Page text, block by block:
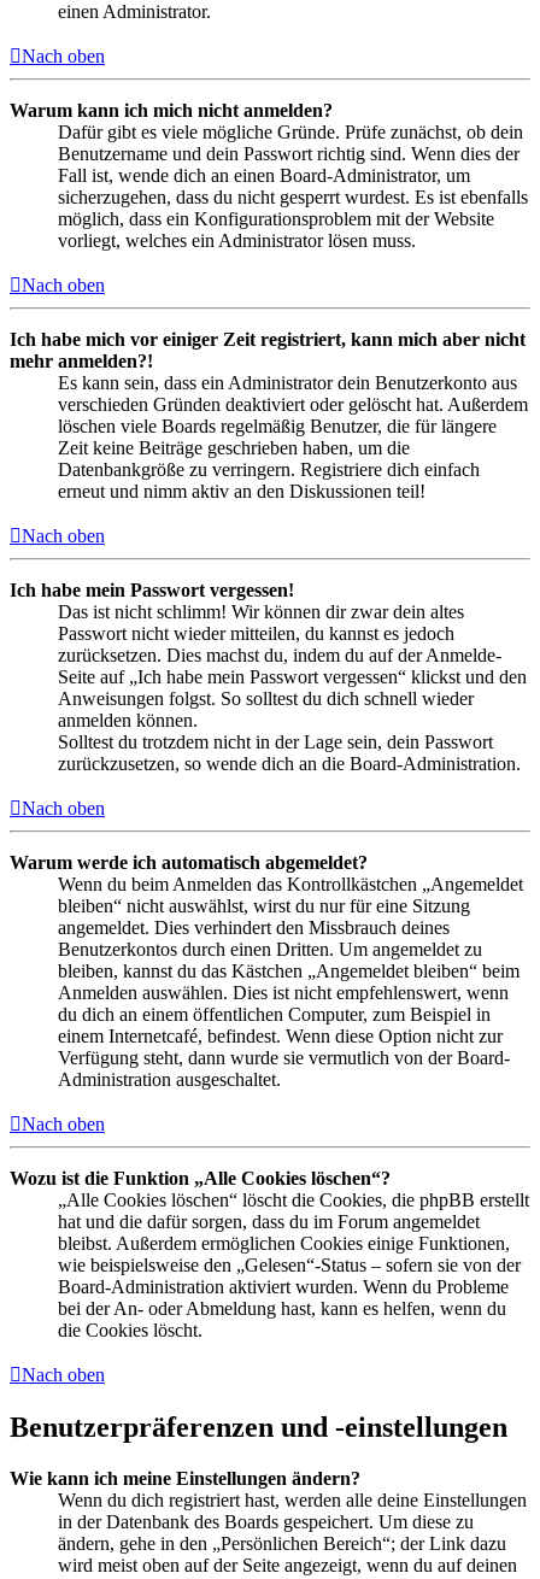
einen Administrator.
Nach oben
Warum kann ich mich nicht anmelden?
Dafür gibt es viele mögliche Gründe. Prüfe zunächst, ob dein
Benutzername und dein Passwort richtig sind. Wenn dies der
Fall ist, wende dich an einen Board-Administrator, um
sicherzugehen, dass du nicht gesperrt wurdest. Es ist ebenfalls
möglich, dass ein Konfigurationsproblem mit der Website
vorliegt, welches ein Administrator lösen muss.
Nach oben
Ich habe mich vor einiger Zeit registriert, kann mich aber nicht
mehr anmelden?!
Es kann sein, dass ein Administrator dein Benutzerkonto aus
verschieden Gründen deaktiviert oder gelöscht hat. Außerdem
löschen viele Boards regelmäßig Benutzer, die für längere
Zeit keine Beiträge geschrieben haben, um die
Datenbankgröße zu verringern. Registriere dich einfach
erneut und nimm aktiv an den Diskussionen teil!
Nach oben
Ich habe mein Passwort vergessen!
Das ist nicht schlimm! Wir können dir zwar dein altes
Passwort nicht wieder mitteilen, du kannst es jedoch
zurücksetzen. Dies machst du, indem du auf der Anmelde-
Seite auf „Ich habe mein Passwort vergessen“ klickst und den
Anweisungen folgst. So solltest du dich schnell wieder
anmelden können.
Solltest du trotzdem nicht in der Lage sein, dein Passwort
zurückzusetzen, so wende dich an die Board-Administration.
Nach oben
Warum werde ich automatisch abgemeldet?
Wenn du beim Anmelden das Kontrollkästchen „Angemeldet
bleiben“ nicht auswählst, wirst du nur für eine Sitzung
angemeldet. Dies verhindert den Missbrauch deines
Benutzerkontos durch einen Dritten. Um angemeldet zu
bleiben, kannst du das Kästchen „Angemeldet bleiben“ beim
Anmelden auswählen. Dies ist nicht empfehlenswert, wenn
du dich an einem öffentlichen Computer, zum Beispiel in
einem Internetcafé, befindest. Wenn diese Option nicht zur
Verfügung steht, dann wurde sie vermutlich von der Board-
Administration ausgeschaltet.
Nach oben
Wozu ist die Funktion „Alle Cookies löschen“?
„Alle Cookies löschen“ löscht die Cookies, die phpBB erstellt
hat und die dafür sorgen, dass du im Forum angemeldet
bleibst. Außerdem ermöglichen Cookies einige Funktionen,
wie beispielsweise den „Gelesen“-Status – sofern sie von der
Board-Administration aktiviert wurden. Wenn du Probleme
bei der An- oder Abmeldung hast, kann es helfen, wenn du
die Cookies löscht.
Nach oben
Benutzerpräferenzen und -einstellungen
Wie kann ich meine Einstellungen ändern?
Wenn du dich registriert hast, werden alle deine Einstellungen
in der Datenbank des Boards gespeichert. Um diese zu
ändern, gehe in den „Persönlichen Bereich“; der Link dazu
wird meist oben auf der Seite angezeigt, wenn du auf deinen